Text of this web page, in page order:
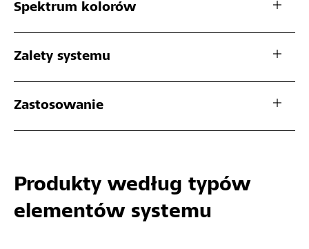
Spektrum kolorów
Zalety systemu
Zastosowanie
Produkty według typów
elementów systemu